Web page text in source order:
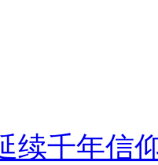
续千年信